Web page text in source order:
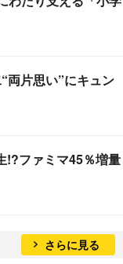
両片思い”にキュン
!?ファミマ45％増量
さらに見る